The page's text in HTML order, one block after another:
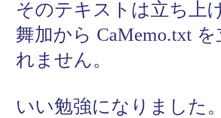
そのテキストは立ち上
舞加から CaMemo.txt
れません。
いい勉強になりました